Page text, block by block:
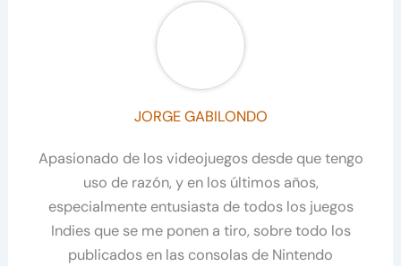
JORGE GABILONDO
Apasionado de los videojuegos desde que tengo
uso de razón, y en los últimos años,
especialmente entusiasta de todos los juegos
Indies que se me ponen a tiro, sobre todo los
publicados en las consolas de Nintendo